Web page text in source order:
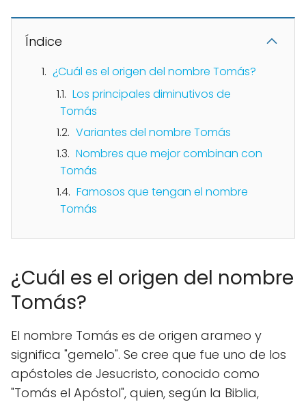
Índice
¿Cuál es el origen del nombre Tomás?
Los principales diminutivos de
Tomás
Variantes del nombre Tomás
Nombres que mejor combinan con
Tomás
Famosos que tengan el nombre
Tomás
¿Cuál es el origen del nombre
Tomás?
El nombre Tomás es de origen arameo y
significa "gemelo". Se cree que fue uno de los
apóstoles de Jesucristo, conocido como
"Tomás el Apóstol", quien, según la Biblia,